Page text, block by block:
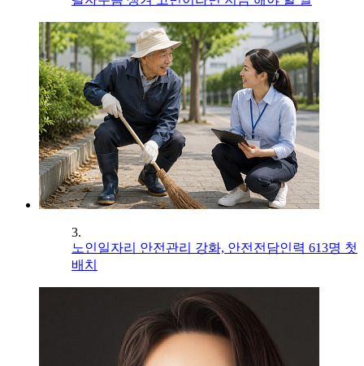
3.
노인일자리 안전관리 강화, 안전전담인력 613명 첫
배치